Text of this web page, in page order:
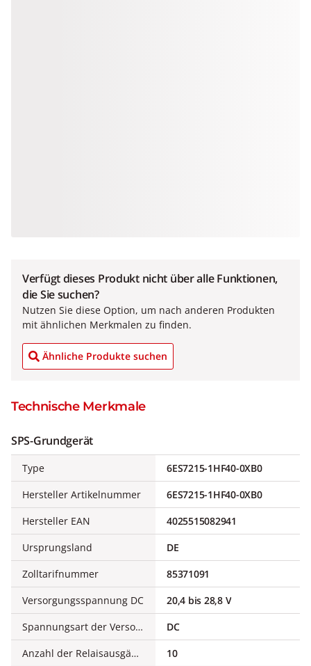
Verfügt dieses Produkt nicht über alle Funktionen,
die Sie suchen?
Nutzen Sie diese Option, um nach anderen Produkten
mit ähnlichen Merkmalen zu finden.
Ähnliche Produkte suchen
Technische Merkmale
SPS-Grundgerät
Type
6ES7215-1HF40-0XB0
Hersteller Artikelnummer
6ES7215-1HF40-0XB0
Hersteller EAN
4025515082941
Ursprungsland
DE
Zolltarifnummer
85371091
Versorgungsspannung DC
20,4 bis 28,8 V
Spannungsart der Versorgungsspannung
DC
Anzahl der Relaisausgänge
10